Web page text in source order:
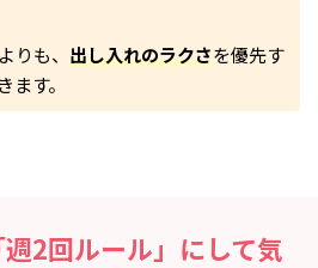
りも、出し入れのラクさを優先す
ます。
2回ルール」にして気